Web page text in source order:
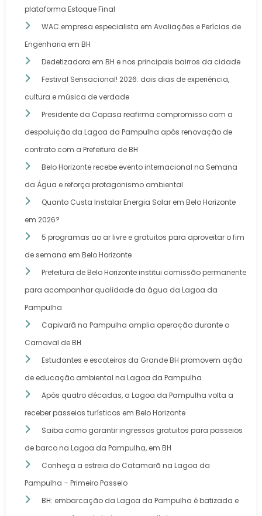
plataforma Estoque Final
WAC empresa especialista em Avaliações e Perícias de
Engenharia em BH
Dedetizadora em BH e nos principais bairros da cidade
Festival Sensacional! 2026: dois dias de experiência,
cultura e música de verdade
Presidente da Copasa reafirma compromisso com a
despoluição da Lagoa da Pampulha após renovação de
contrato com a Prefeitura de BH
Belo Horizonte recebe evento internacional na Semana
da Água e reforça protagonismo ambiental
Quanto Custa Instalar Energia Solar em Belo Horizonte
em 2026?
5 programas ao ar livre e gratuitos para aproveitar o fim
de semana em Belo Horizonte
Prefeitura de Belo Horizonte institui comissão permanente
para acompanhar qualidade da água da Lagoa da
Pampulha
Capivarã na Pampulha amplia operação durante o
Carnaval de BH
Estudantes e escoteiros da Grande BH promovem ação
de educação ambiental na Lagoa da Pampulha
Após quatro décadas, a Lagoa da Pampulha volta a
receber passeios turísticos em Belo Horizonte
Saiba como garantir ingressos gratuitos para passeios
de barco na Lagoa da Pampulha, em BH
Conheça a estreia do Catamarã na Lagoa da
Pampulha – Primeiro Passeio
BH: embarcação da Lagoa da Pampulha é batizada e